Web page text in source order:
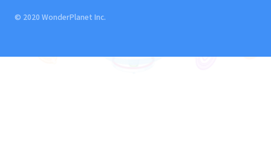
© 2020 WonderPlanet Inc.